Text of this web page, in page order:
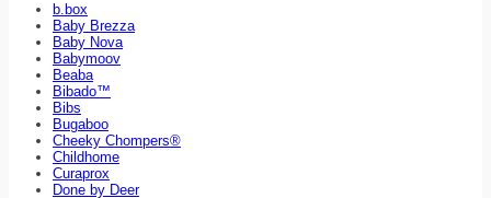
b.box
Baby Brezza
Baby Nova
Babymoov
Beaba
Bibado™
Bibs
Bugaboo
Cheeky Chompers®
Childhome
Curaprox
Done by Deer